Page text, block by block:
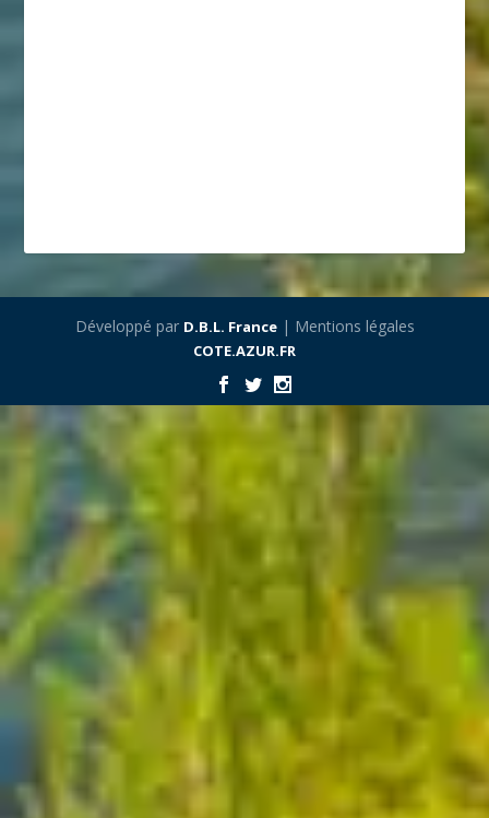
Développé par D.B.L. France| Mentions légales
COTE.AZUR.FR